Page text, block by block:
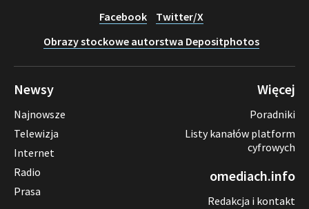
Facebook
Twitter/X
Obrazy stockowe autorstwa Depositphotos
Newsy
Najnowsze
Telewizja
Internet
Radio
Prasa
Więcej
Poradniki
Listy kanałów platform
cyfrowych
omediach.info
Redakcja i kontakt